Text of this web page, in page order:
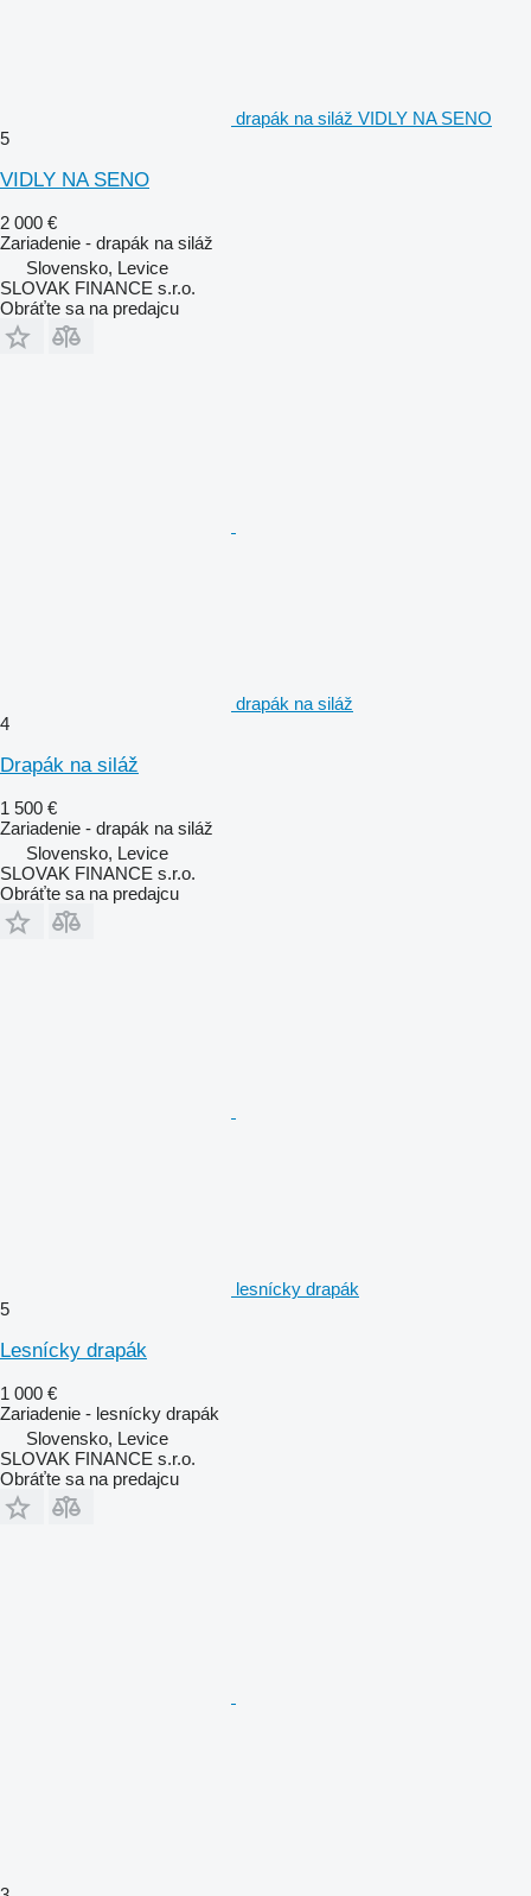
drapák na siláž VIDLY NA SENO
5
VIDLY NA SENO
2 000 €
Zariadenie - drapák na siláž
Slovensko, Levice
SLOVAK FINANCE s.r.o.
Obráťte sa na predajcu
drapák na siláž
4
Drapák na siláž
1 500 €
Zariadenie - drapák na siláž
Slovensko, Levice
SLOVAK FINANCE s.r.o.
Obráťte sa na predajcu
lesnícky drapák
5
Lesnícky drapák
1 000 €
Zariadenie - lesnícky drapák
Slovensko, Levice
SLOVAK FINANCE s.r.o.
Obráťte sa na predajcu